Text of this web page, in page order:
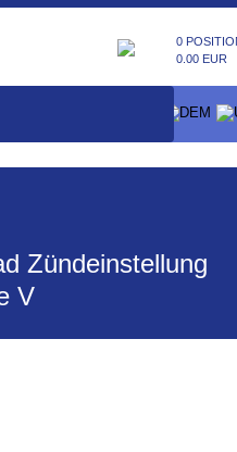
0
0.00 EUR
Zündeinstellung
V